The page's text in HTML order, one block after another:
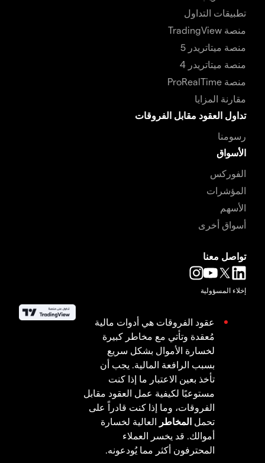
تطبيقات التداول
منصة TradingView
منصة ميتاتريدر 5
منصة ميتاتريدر 4
منصة ProRealTime
مقارنة المزايا
تداول العقود مقابل الفروقات
رسومنا
الأسواق
الفوركس
المؤشرات
الأسهم
أسواق أخرى
تواصل معنا
إخلاء المسؤولية
عقود الفروقات هي أدوات مالية
مُعقدة وتأتي مع مخاطر كبيرة
لخسارة الأموال بشكل سريع
بسبب الرافعة المالية. يجب أن
تأخذ بعين الاعتبار ما إذا كنت
مستوعبًا لكيفية عمل العقود مقابل
الفروقات، وما إذا كنت قادراً على
تحمل المخاطر العالية لخسارة
أموالك. قد يخسر العملاء
المحترفون أكثر مما يُودعونه.